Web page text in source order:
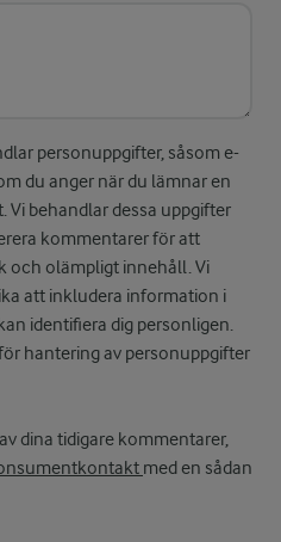
personuppgifter, såsom e-
du anger när du lämnar en
behandlar dessa uppgifter
kommentarer för att
och olämpligt innehåll. Vi
att inkludera information i
identifiera dig personligen.
hantering av personuppgifter
dina tidigare kommentarer,
med en sådan